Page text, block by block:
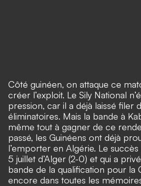
Côté guinéen, on attaque ce
créer l’exploit. Le Sily National
pression, car il a déjà laissé filer
éliminatoires. Mais la bande à
même tout à gagner de ce
passé, les Guinéens ont déjà
l’emporter en Algérie. Le
5 juillet d’Alger (2-0) et qui a
bande de la qualification pour la
encore dans toutes les